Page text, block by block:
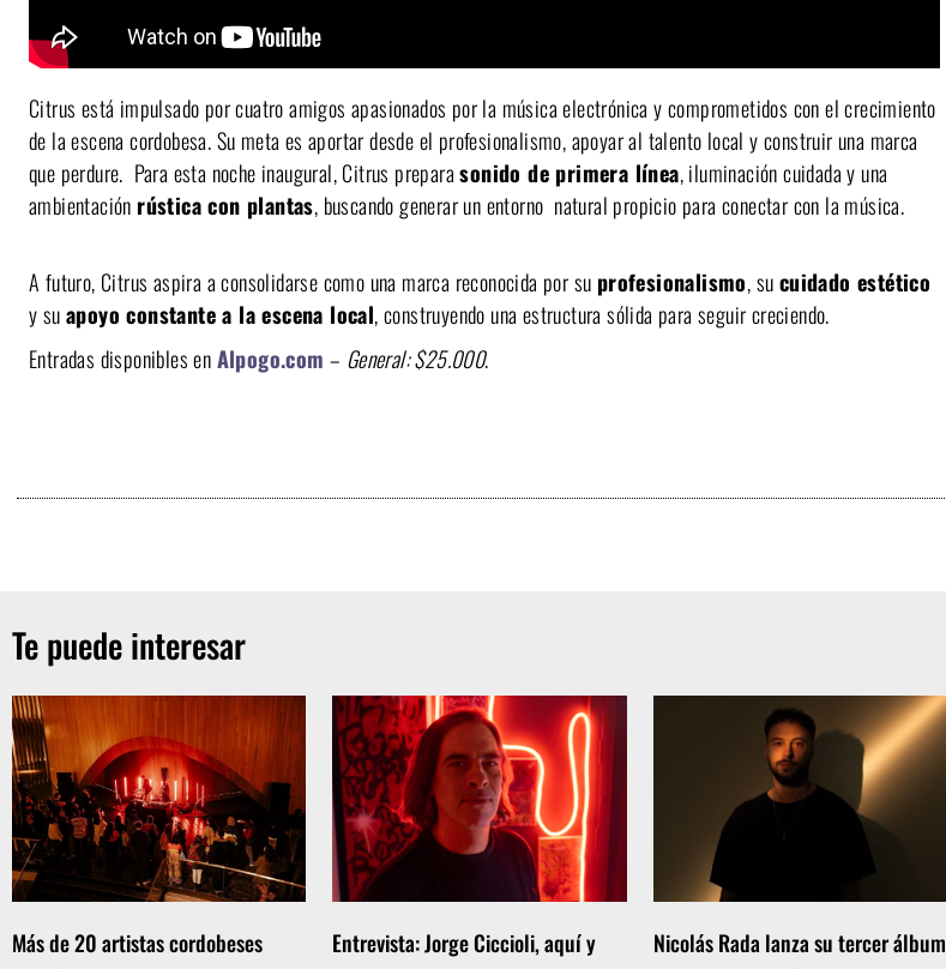
Citrus está impulsado por cuatro amigos apasionados por la música electrónica y comprometidos con el crecimiento
de la escena cordobesa. Su meta es aportar desde el profesionalismo, apoyar al talento local y construir una marca
que perdure. Para esta noche inaugural, Citrus preparasonido de primera línea, iluminación cuidada y una
ambientación rústica con plantas, buscando generar un entorno natural propicio para conectar con la música.
A futuro, Citrus aspira a consolidarse como una marca reconocida por su profesionalismo, sucuidado estético
y suapoyo constante a la escena local, construyendo una estructura sólida para seguir creciendo.
Entradas disponibles enAlpogo.com – General: $25.000.
Te puede interesar
Más de 20 artistas cordobeses
Entrevista: Jorge Ciccioli, aquí y
Nicolás Rada lanza su tercer álbum